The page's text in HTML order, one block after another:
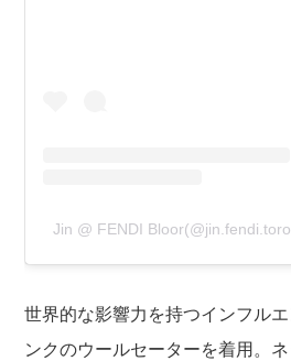
Jin @ FENDI
世界的な影響力を持つインフル
ンクのウールセーターを着用。